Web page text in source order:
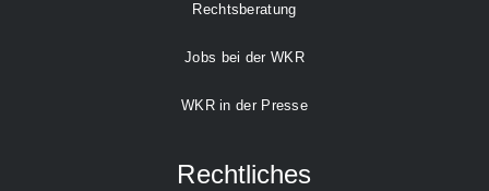
Rechtsberatung
Jobs bei der WKR
WKR in der Presse
Rechtliches